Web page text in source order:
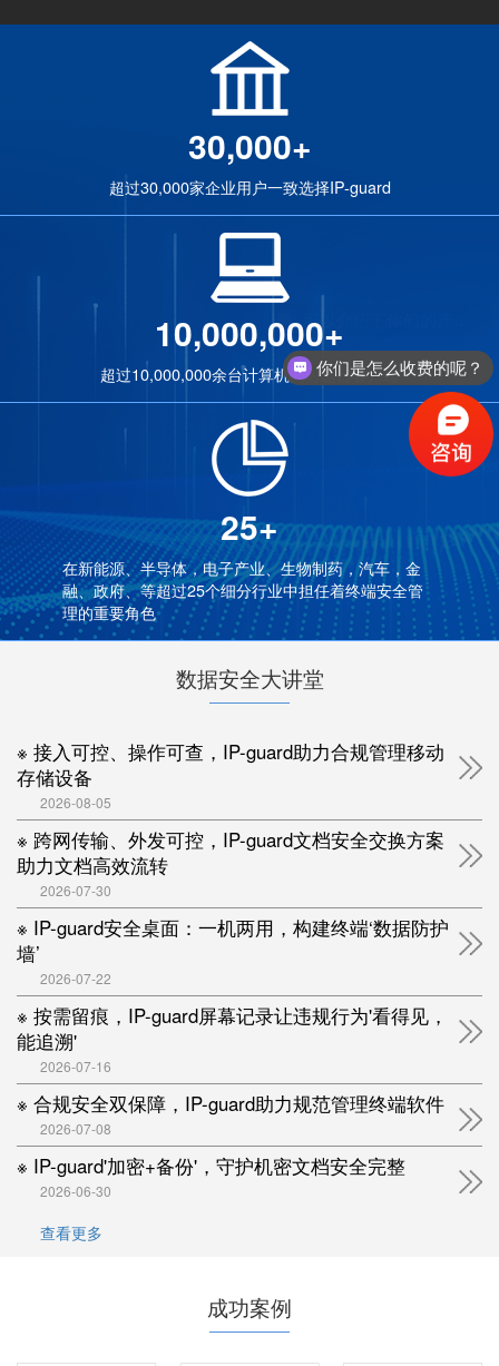
30,000+
超过30,000家企业用户一致选择IP-guard
10,000,000+
超过10,000,000余台计算机同时运行客户端
25+
在新能源、半导体，电子产业、生物制药，汽车，金
融、政府、等超过25个细分行业中担任着终端安全管
理的重要角色
数据安全大讲堂
※ 接入可控、操作可查，IP-guard助力合规管理移动
存储设备
2026-08-05
※ 跨网传输、外发可控，IP-guard文档安全交换方案
助力文档高效流转
2026-07-30
※ IP-guard安全桌面：一机两用，构建终端‘数据防护
墙’
2026-07-22
※ 按需留痕，IP-guard屏幕记录让违规行为'看得见，
能追溯'
2026-07-16
※ 合规安全双保障，IP-guard助力规范管理终端软件
2026-07-08
※ IP-guard'加密+备份'，守护机密文档安全完整
2026-06-30
查看更多
成功案例
你们是怎么收费的呢？